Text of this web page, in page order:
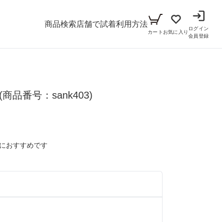
商品検索
シーン
店舗で試着利用方法
カート お気に入り
ログイン
会員登録
(商品番号：sank403)
おすすめです